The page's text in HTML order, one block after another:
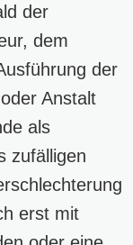
der
dem
der
Anstalt
als
zufälligen
erst mit